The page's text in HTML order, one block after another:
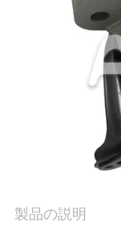
合
製品の説明